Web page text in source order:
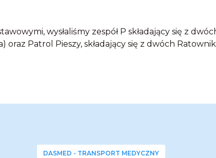
wysłaliśmy zespół P składający się z
Patrol Pieszy, składający się z dwóch
DASMED - TRANSPORT MEDYCZNY